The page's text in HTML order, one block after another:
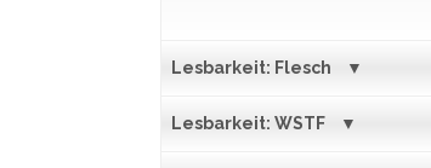
Lesbarkeit: Flesch
Lesbarkeit: WSTF